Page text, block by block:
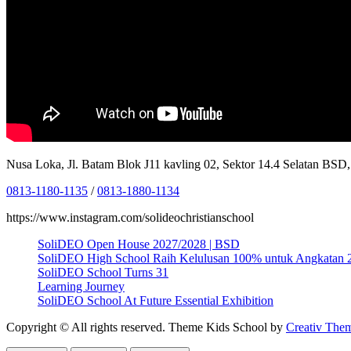
Nusa Loka, Jl. Batam Blok J11 kavling 02, Sektor 14.4 Selatan
0813-1180-1135 /0813-1880-1134
https://www.instagram.com/solideochristianschool
SoliDEO Open House 2027/2028 | BSD
SoliDEO High School Raih Kelulusan 100% untuk Angkatan
SoliDEO School Turns 31
Learning Journey
SoliDEO School At Future Essential Exhibition
Copyright © All rights reserved. Theme Kids School by Creativ